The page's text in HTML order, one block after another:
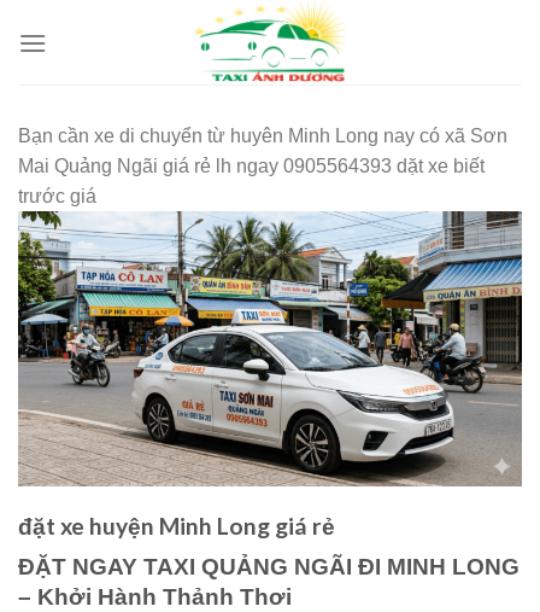
Bạn cần xe di chuyển từ huyên Minh Long nay có xã Sơn
Mai Quảng Ngãi giá rẻ lh ngay 0905564393 dặt xe biết
trước giá
đặt xe huyện Minh Long giá rẻ
ĐẶT NGAY TAXI QUẢNG NGÃI ĐI MINH LONG
– Khởi Hành Thảnh Thơi